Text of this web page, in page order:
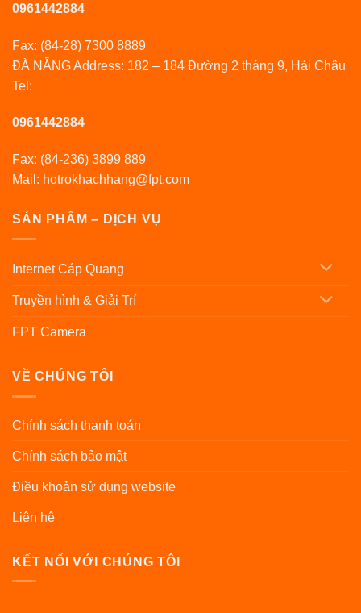
0961442884
Fax: (84-28) 7300 8889
ĐÀ NẴNG Address: 182 – 184 Đường 2 tháng 9, Hải Châu
Tel:
0961442884
Fax: (84-236) 3899 889
Mail: hotrokhachhang@fpt.com
SẢN PHẨM – DỊCH VỤ
Internet Cáp Quang
Truyền hình & Giải Trí
FPT Camera
VỀ CHÚNG TÔI
Chính sách thanh toán
Chính sách bảo mật
Điều khoản sử dụng website
Liên hệ
KẾT NỐI VỚI CHÚNG TÔI